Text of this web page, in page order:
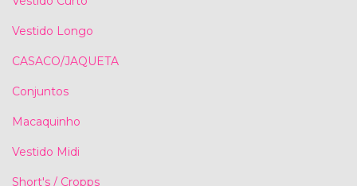
Vestido Longo
CASACO/JAQUETA
Conjuntos
Macaquinho
Vestido Midi
Short's / Cropps